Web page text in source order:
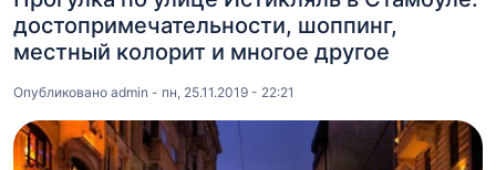
достопримечательности, шоппинг,
местный колорит и многое другое
Опубликовано admin - пн, 25.11.2019 - 22:21